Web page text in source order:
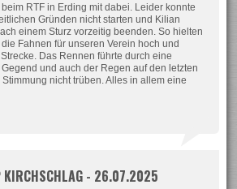
RTF in Erding mit dabei. Leider konnte
Gründen nicht starten und Kilian
einem Sturz vorzeitig beenden. So hielten
Fahnen für unseren Verein hoch und
Das Rennen führte durch eine
und auch der Regen auf den letzten
nicht trüben. Alles in allem eine
KIRCHSCHLAG - 26.07.2025